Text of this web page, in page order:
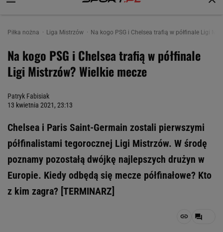
Piłka nożna Liga Mistrzów Na kogo PSG i Chelsea trafią w półfinale Ligi
Na kogo PSG i Chelsea trafią w półfinale
Ligi Mistrzów? Wielkie mecze
Patryk Fabisiak
13 kwietnia 2021, 23:13
Chelsea i Paris Saint-Germain zostali pierwszymi
półfinalistami tegorocznej Ligi Mistrzów. W środę
poznamy pozostałą dwójkę najlepszych drużyn w
Europie. Kiedy odbędą się mecze półfinałowe? Kto
z kim zagra? [TERMINARZ]